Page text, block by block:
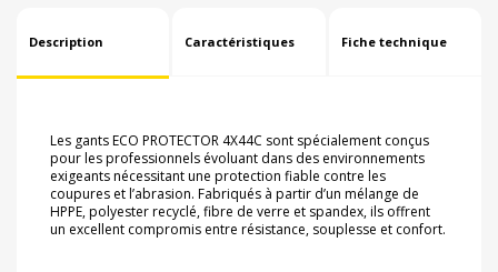
Description Caractéristiques Fiche technique
Les gantsECO PROTECTOR 4X44C sont spécialement conçus
pour les professionnels évoluant dans des environnements
exigeants nécessitant une protection fiable contre les
coupures et l’abrasion. Fabriqués à partir d’un mélange de
HPPE, polyester recyclé, fibre de verre et spandex, ils offrent
un excellent compromis entre résistance, souplesse et confort.